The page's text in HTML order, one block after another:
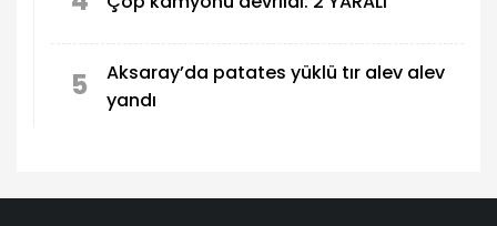
5
Aksaray’da patates yüklü tır alev alev
yandı